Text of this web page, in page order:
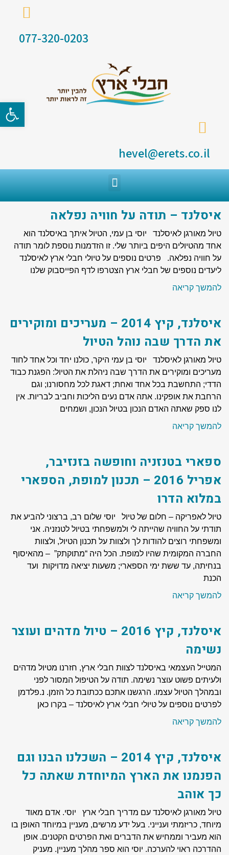
077-320-0203
hevel@erets.co.il
איסלנד – תודה על חוויה נפלאה
טיול מאורגן לאיסלנד יוסי בן עמי, הטיול איתך באיסלנד הוא
אחד מהטיולים היפים ביותר שלי. זו הזדמנות נוספת לומר תודה
על חוויה נפלאה. פרטים נוספים על טיולי חבלי ארץ לאיסלנד
ליעדים נוספים של חבלי ארץ הצטרפו לדף הפייסבוק שלנו
להמשך קריאה
איסלנד, קיץ 2014 – מעריכים ומוקירים
את הדרך שבה נוהל הטיול
טיול מאורגן לאיסלנד יוסי בן עמי היקר, כולנו יחד וכל אחד לחוד
מעריכים ומוקירים את הדרך שבה ניהלת את הטיול: הפגנת כבוד
הדדי; התחשבת בכל אחד ואחת; דאגת לכל מחסורנו; וגם
הרחבת את אופקינו. אתה אדם נעים הליכות וחביב לבריות. אין
לנו ספק שאתה האדם הנכון בטיול הנכון, ושמחים
להמשך קריאה
ספארי בטנזניה וחופשה בזנזיבר,
אפריל 2016 – תכנון למופת, הספארי
במלוא הדרו
טיול לאפריקה – חלום של טיול יוסי שלום רב, ברצוני להביע את
תודתי על החוויה שהייתה לי ולמשפחתי בטיול לטנזניה. אני
ומשפחתי רוצים להודות לך ולצוות על תכנון הטיול, ולצוות
החברה המקומית שהיו למופת. הכל היה “מתוקתק” – מהאיסוף
בנחיתה, עד ששת ימי הספארי; משעות יציאה מדויקות ועד
הכנת
להמשך קריאה
איסלנד, קיץ 2016 – טיול מדהים ועוצר
נשימה
המטייל העצמאי באיסלנד לצוות חבלי ארץ, חזרנו מטיול מדהים
ולעיתים פשוט עוצר נשימה. תודה על הטיפול המסור לפני
ובמהלך הטיול עצמו. הרגשנו אתכם ככתובת כל הזמן. נ.פלדמן
לפרטים נוספים על טיולי חבלי ארץ לאיסלנד – בקרו כאן
להמשך קריאה
איסלנד, קיץ 2014 – השכלנו הבנו וגם
הפנמנו את הארץ המיוחדת שאתה כל
כך אוהב
טיול מאורגן לאיסלנד עם מדריך חבלי ארץ יוסי. אדם מאוד
מיוחד, כריזמתי וענייני. בעל ידע מרשים, מעניין במיוחד האופן בו
הוא מעביר וממחיש את הדברים ואת הפרטים הקטנים. אופן
ההדרכה ראוי להערכה. יוסי הוא ספר מהלך מעניין. מעניק
פתח